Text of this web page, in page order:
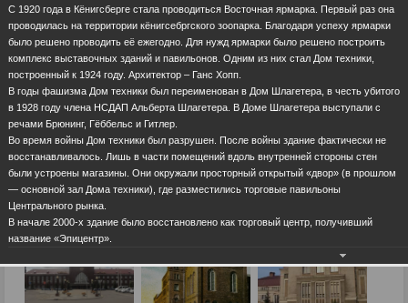
С 1920 года в Кёнигсберге стала проводиться Восточная ярмарка. Первый раз она
проводилась на территории кёнигсебргского зоопарка. Благодаря успеху ярмарки
было решено проводить её ежегодно. Для нужд ярмарки было решено построить
комплекс выставочных зданий и павильонов. Одним из них стал Дом техники,
построенный к 1924 году. Архитектор – Ганс Хопп.
В годы фашизма Дом техники был переименован в Дом Шлагетера, в честь убитого
в 1928 году члена НСДАП Альберта Шлагетера. В Доме Шлагетера выступали с
речами Брюнинг, Гёббельс и Гитлер.
Во время войны Дом техники был разрушен. После войны здание фактически не
восстанавливалось. Лишь в части помещений вдоль внутренней стороны стен
были устроены магазины. Они окружали просторный открытый «двор» (в прошлом
— основной зал Дома техники), где разместились торговые павильоны
Центрального рынка.
В начале 2000-х здание было восстановлено как торговый центр, получивший
название «Эпицентр».